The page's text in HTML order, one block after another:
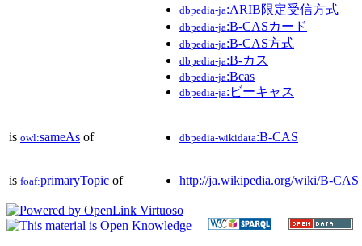
dbpedia-ja:ARIB限定受信方式
dbpedia-ja:B-CASカード
dbpedia-ja:B-CAS方式
dbpedia-ja:B-カス
dbpedia-ja:Bcas
dbpedia-ja:ビーキャス
is owl:sameAs of dbpedia-wikidata:B-CAS
is foaf:primaryTopic of http://ja.wikipedia.org/wiki/B-CAS